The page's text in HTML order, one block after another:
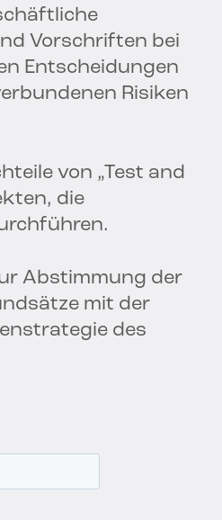
Vorschriften bei
Entscheidungen
Risiken
von „Test and
die
Abstimmung der
mit der
des